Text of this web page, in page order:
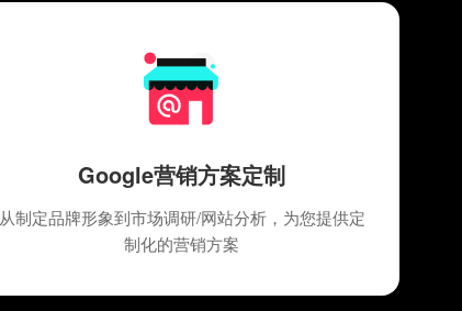
Google营销方案定制
从制定品牌形象到市场调研/网站分析，为您提供定
制化的营销方案